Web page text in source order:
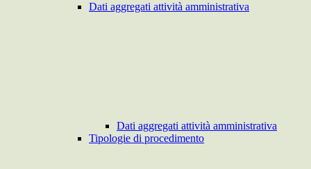
Dati aggregati attività amministrativa
Dati aggregati attività amministrativa
Tipologie di procedimento